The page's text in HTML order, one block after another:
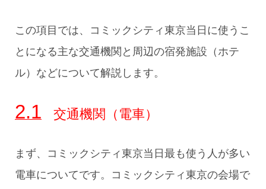
この項目では、コミックシティ東京当日に使うこ
とになる主な交通機関と周辺の宿発施設（ホテ
ル）などについて解説します。
交通機関（電車）
まず、コミックシティ東京当日最も使う人が多い
電車についてです。コミックシティ東京の会場で